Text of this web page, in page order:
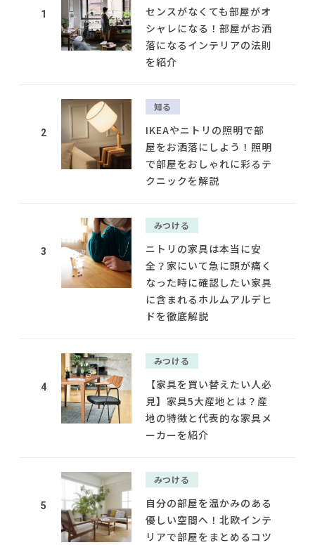
1
センスがなくても部屋がオ
シャレになる！部屋がお洒
落になるインテリアの法則
を紹介
2
知る
IKEAやニトリの照明で部
屋をお洒落にしよう！照明
で部屋をおしゃれに彩るテ
クニックを解説
3
みつける
ニトリの家具は本当に安
全？家にいて急に頭が痛く
なった時に確認したい家具
に含まれるホルムアルデヒ
ドを徹底解説
4
みつける
【家具を買い替えたい人必
見】家具5大産地とは？産
地の特徴と代表的な家具メ
ーカーを紹介
5
みつける
自分の部屋を温かみのある
優しい空間へ！北欧インテ
リアで部屋をまとめるコツ